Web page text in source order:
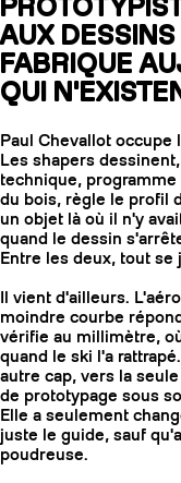
AUX
FABRIQUE
QUI
Paul Chevallot
Les shapers
technique,
du bois, règle le profil
un objet là où il n'y
quand le dessin
Entre les deux, tout se
Il vient d'ailleurs.
moindre courbe
vérifie au millimètre,
quand le ski l'a
autre cap, vers la
de prototypage sous
Elle a seulement
juste le guide, sauf
poudreuse.